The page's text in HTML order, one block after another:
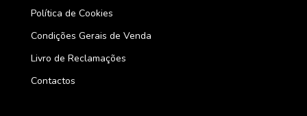
Política de Cookies
Condições Gerais de Venda
Livro de Reclamações
Contactos